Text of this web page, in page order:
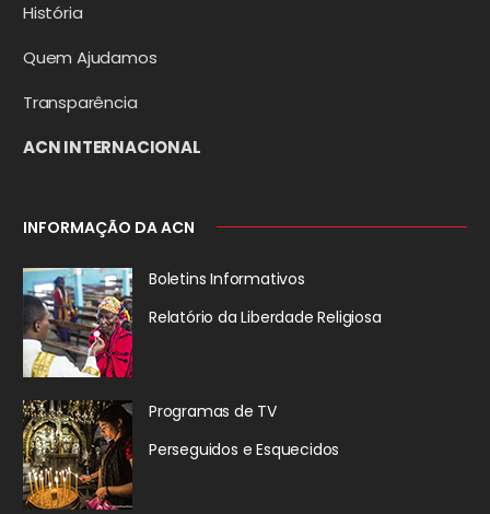
História
Quem Ajudamos
Transparência
ACN INTERNACIONAL
INFORMAÇÃO DA ACN
Boletins Informativos
Relatório da Liberdade Religiosa
Programas de TV
Perseguidos e Esquecidos